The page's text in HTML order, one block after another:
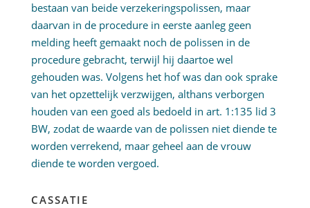
bestaan van beide verzekeringspolissen, maar
daarvan in de procedure in eerste aanleg geen
melding heeft gemaakt noch de polissen in de
procedure gebracht, terwijl hij daartoe wel
gehouden was. Volgens het hof was dan ook sprake
van het opzettelijk verzwijgen, althans verborgen
houden van een goed als bedoeld in art. 1:135 lid 3
BW, zodat de waarde van de polissen niet diende te
worden verrekend, maar geheel aan de vrouw
diende te worden vergoed.
CASSATIE